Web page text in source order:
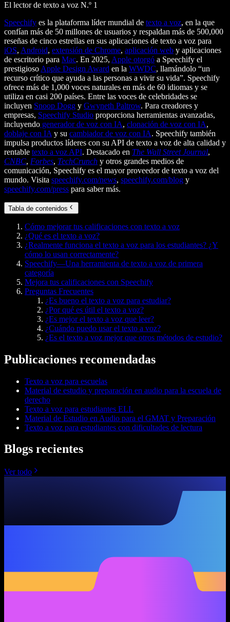
El lector de texto a voz N.º 1
Speechify es la plataforma líder mundial de texto a voz, en la que
confían más de 50 millones de usuarios y respaldan más de 500,000
reseñas de cinco estrellas en sus aplicaciones de texto a voz para
iOS, Android, extensión de Chrome, aplicación web y aplicaciones
de escritorio para Mac. En 2025, Apple otorgó a Speechify el
prestigioso Apple Design Award en la WWDC, llamándolo “un
recurso crítico que ayuda a las personas a vivir su vida”. Speechify
ofrece más de 1,000 voces naturales en más de 60 idiomas y se
utiliza en casi 200 países. Entre las voces de celebridades se
incluyen Snoop Dogg y Gwyneth Paltrow. Para creadores y
empresas, Speechify Studio proporciona herramientas avanzadas,
incluyendo generador de voz con IA, clonación de voz con IA,
doblaje con IA y su cambiador de voz con IA. Speechify también
impulsa productos líderes con su API de texto a voz de alta calidad y
rentable texto a voz API. Destacado en The Wall Street Journal,
CNBC, Forbes, TechCrunch y otros grandes medios de
comunicación, Speechify es el mayor proveedor de texto a voz del
mundo. Visita speechify.com/news, speechify.com/blog y
speechify.com/press para saber más.
Tabla de contenidos
Cómo mejorar tus calificaciones con texto a voz
¿Qué es el texto a voz?
¿Realmente funciona el texto a voz para los estudiantes? ¿Y
cómo lo usan correctamente?
Speechify—Una herramienta de texto a voz de primera
categoría
Mejora tus calificaciones con Speechify
Preguntas Frecuentes
¿Es bueno el texto a voz para estudiar?
¿Por qué es útil el texto a voz?
¿Es mejor el texto a voz que leer?
¿Cuándo puedo usar el texto a voz?
¿Es el texto a voz mejor que otros métodos de estudio?
Publicaciones recomendadas
Texto a voz para escuelas
Material de estudio y preparación en audio para la escuela de
derecho
Texto a voz para estudiantes ELL
Material de Estudio en Audio para el GMAT y Preparación
Texto a voz para estudiantes con dificultades de lectura
Blogs recientes
Ver todo